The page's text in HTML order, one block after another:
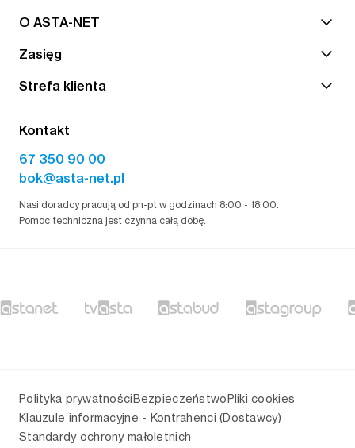
O ASTA-NET
Zasięg
Strefa klienta
Kontakt
67 350 90 00
bok@asta-net.pl
Nasi doradcy pracują od pn-pt w godzinach 8:00 - 18:00.
Pomoc techniczna jest czynna całą dobę.
Polityka prywatnościBezpieczeństwoPliki cookies
Klauzule informacyjne - Kontrahenci (Dostawcy)
Standardy ochrony małoletnich